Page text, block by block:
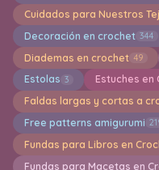
Cuidados para Nuestros
Decoración en crochet 344
Diademas en crochet 49
Estolas 3 Estuches en
Faldas largas y cortas a
Free patterns amigurumi
Fundas para Libros en
Fundas para Macetas en